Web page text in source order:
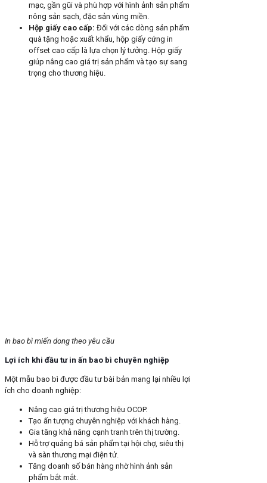
mạc, gần gũi và phù hợp với hình ảnh sản phẩm
nông sản sạch, đặc sản vùng miền.
Hộp giấy cao cấp: Đối với các dòng sản phẩm
quà tặng hoặc xuất khẩu, hộp giấy cứng in
offset cao cấp là lựa chọn lý tưởng. Hộp giấy
giúp nâng cao giá trị sản phẩm và tạo sự sang
trọng cho thương hiệu.
In bao bì miến dong theo yêu cầu
Lợi ích khi đầu tư in ấn bao bì chuyên nghiệp
Một mẫu bao bì được đầu tư bài bản mang lại nhiều lợi
ích cho doanh nghiệp:
Nâng cao giá trị thương hiệu OCOP.
Tạo ấn tượng chuyên nghiệp với khách hàng.
Gia tăng khả năng cạnh tranh trên thị trường.
Hỗ trợ quảng bá sản phẩm tại hội chợ, siêu thị
và sàn thương mại điện tử.
Tăng doanh số bán hàng nhờ hình ảnh sản
phẩm bắt mắt.